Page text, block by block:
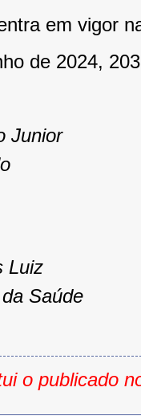
em vigor
de 2024,
Junior
Luiz
Saúde
o publicado